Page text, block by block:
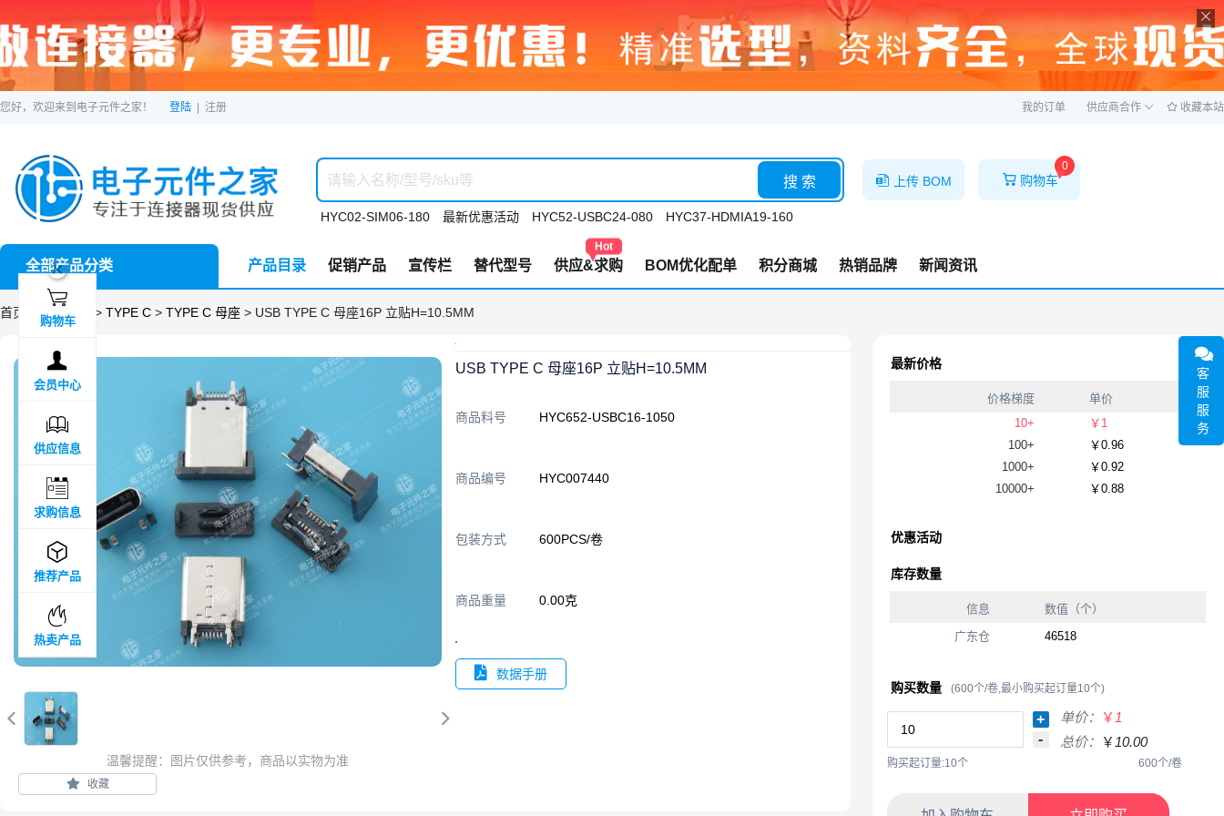
ဆ
您好，欢迎来到电子元件之家！ 登陆 注册 我的订单 供应商合作 收藏本站
HYC02-SIM06-180 最新优惠活动 HYC52-USBC24-080 HYC37-HDMIA19-160
搜 索 上传 BOM
0
购物车
全部产品分类 产品目录 促销产品 宣传栏 替代型号
Hot
供应&求购 BOM优化配单 积分商城 热销品牌 新闻资讯
首页 > 分类目录 > TYPE C > TYPE C 母座 > USB TYPE C 母座16P 立贴H=10.5MM
 
温馨提醒：图片仅供参考，商品以实物为准
收藏
USB TYPE C 母座16P 立贴H=10.5MM
商品料号 HYC652-USBC16-1050
商品编号 HYC007440
包装方式 600PCS/卷
商品重量 0.00克
数据手册
最新价格
价格梯度
单价
10+
￥1
100+
￥0.96
1000+
￥0.92
10000+
￥0.88
优惠活动
库存数量
信息
数值（个）
广东仓
46518
购买数量 (600个/卷,最小购买起订量10个)
+
-
单价： ￥ 1
总价：
￥ 10.00
购买起订量:10个 600个/卷
ဆ

购物车

会员中心

供应信息

求购信息

推荐产品

热卖产品
客
服
服
务